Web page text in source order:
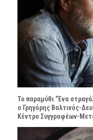
Το παραμύθι “Ένα
ο Γρηγόρης Βαλτινός-
Κέντρο Συγγραφέων-